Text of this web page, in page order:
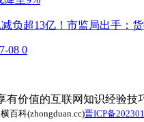
负超13亿！市监局出手：
08 0
有价值的互联网知识经验技
百科(zhongduan.cc)晋ICP备